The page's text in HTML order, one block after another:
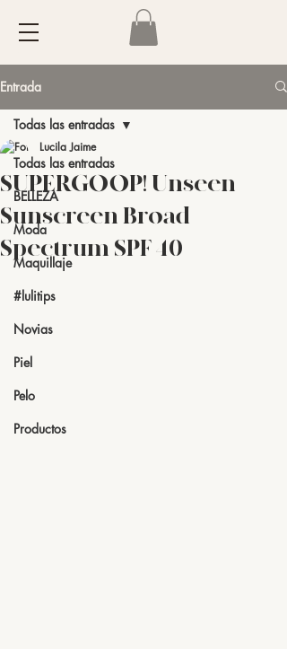
Entrada
Todas las entradas
BELLEZA
Moda
Maquillaje
#lulitips
Novias
Piel
Pelo
Productos
Todas las entradas
SUPERGOOP! Unseen
Sunscreen Broad
Spectrum SPF 40
Lucila Jaime